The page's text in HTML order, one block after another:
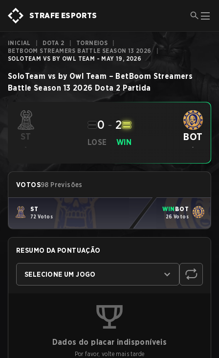
STRAFE ESPORTS
INICIAL DOTA 2 TORNEIOS
BETBOOM STREAMERS BATTLE SEASON 13 2026
SOLOTEAM VS BY OWL TEAM - MAY 19, 2026
SoloTeam vs by Owl Team – BetBoom Streamers
Battle Season 13 2026 Dota 2 Partida
ST
-
LOSE
0 - 2
WIN BOT
-
VOTOS98 Previsões
ST
72 Votos
WIN BOT
26 Votos
RESUMO DA PONTUAÇÃO
SELECIONE UM JOGO
Dados do placar indisponíveis
Por favor, volte mais tarde